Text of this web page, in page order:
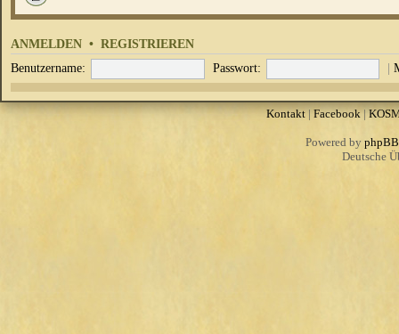
ANMELDEN • REGISTRIEREN
Benutzername: Passwort: |
Kontakt| Facebook|
Powered by phpBB
Deutsche